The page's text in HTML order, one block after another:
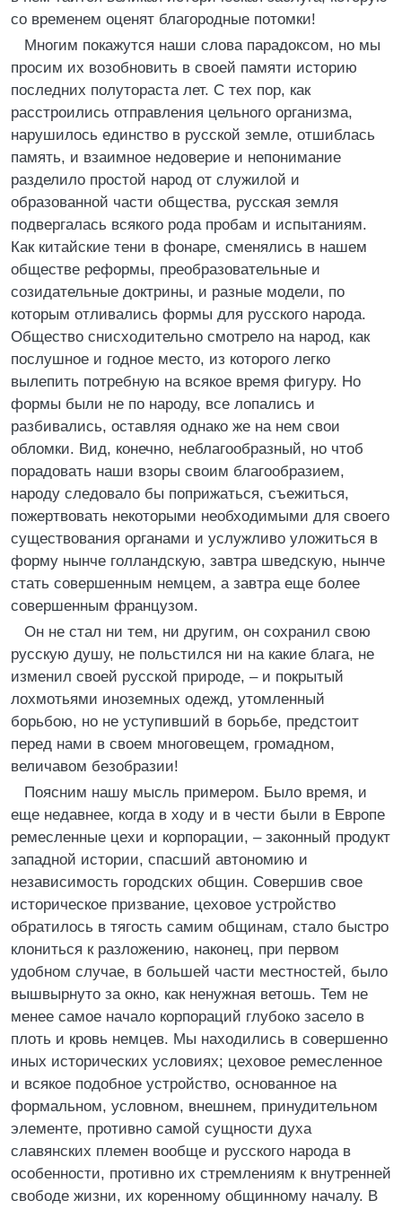
со временем оценят благородные потомки!
Многим покажутся наши слова парадоксом, но мы
просим их возобновить в своей памяти историю
последних полутораста лет. С тех пор, как
расстроились отправления цельного организма,
нарушилось единство в русской земле, отшиблась
память, и взаимное недоверие и непонимание
разделило простой народ от служилой и
образованной части общества, русская земля
подвергалась всякого рода пробам и испытаниям.
Как китайские тени в фонаре, сменялись в нашем
обществе реформы, преобразовательные и
созидательные доктрины, и разные модели, по
которым отливались формы для русского народа.
Общество снисходительно смотрело на народ, как
послушное и годное место, из которого легко
вылепить потребную на всякое время фигуру. Но
формы были не по народу, все лопались и
разбивались, оставляя однако же на нем свои
обломки. Вид, конечно, неблагообразный, но чтоб
порадовать наши взоры своим благообразием,
народу следовало бы поприжаться, съежиться,
пожертвовать некоторыми необходимыми для своего
существования органами и услужливо уложиться в
форму нынче голландскую, завтра шведскую, нынче
стать совершенным немцем, а завтра еще более
совершенным французом.
Он не стал ни тем, ни другим, он сохранил свою
русскую душу, не польстился ни на какие блага, не
изменил своей русской природе, – и покрытый
лохмотьями иноземных одежд, утомленный
борьбою, но не уступивший в борьбе, предстоит
перед нами в своем многовещем, громадном,
величавом безобразии!
Поясним нашу мысль примером. Было время, и
еще недавнее, когда в ходу и в чести были в Европе
ремесленные цехи и корпорации, – законный продукт
западной истории, спасший автономию и
независимость городских общин. Совершив свое
историческое призвание, цеховое устройство
обратилось в тягость самим общинам, стало быстро
клониться к разложению, наконец, при первом
удобном случае, в большей части местностей, было
вышвырнуто за окно, как ненужная ветошь. Тем не
менее самое начало корпораций глубоко засело в
плоть и кровь немцев. Мы находились в совершенно
иных исторических условиях; цеховое ремесленное
и всякое подобное устройство, основанное на
формальном, условном, внешнем, принудительном
элементе, противно самой сущности духа
славянских племен вообще и русского народа в
особенности, противно их стремлениям к внутренней
свободе жизни, их коренному общинному началу. В